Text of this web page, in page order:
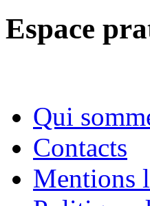
Espace
Qui
Contacts
Mentions